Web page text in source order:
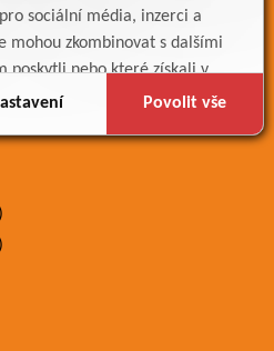
sociální média, inzerci a
mohou zkombinovat s dalšími
poskytli nebo které získali v
jejich služby.
Povolit vše